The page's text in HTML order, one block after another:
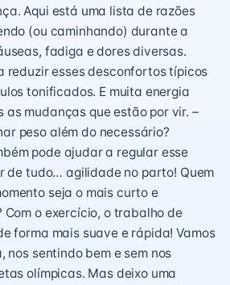
Aqui está uma lista de razões
(ou caminhando) durante a
fadiga e dores diversas.
reduzir esses desconfortos típicos
tonificados. E muita energia
mudanças que estão por vir. –
peso além do necessário?
pode ajudar a regular esse
de tudo… agilidade no parto! Quem
seja o mais curto e
Com o exercício, o trabalho de
forma mais suave e rápida! Vamos
sentindo bem e sem nos
olímpicas. Mas deixo uma